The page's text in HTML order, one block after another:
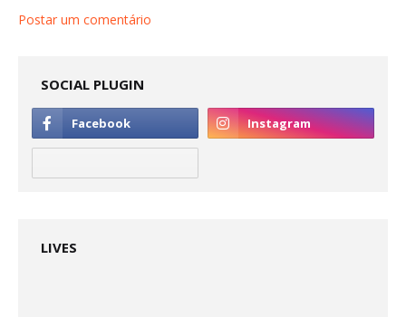
Postar um comentário
SOCIAL PLUGIN
LIVES